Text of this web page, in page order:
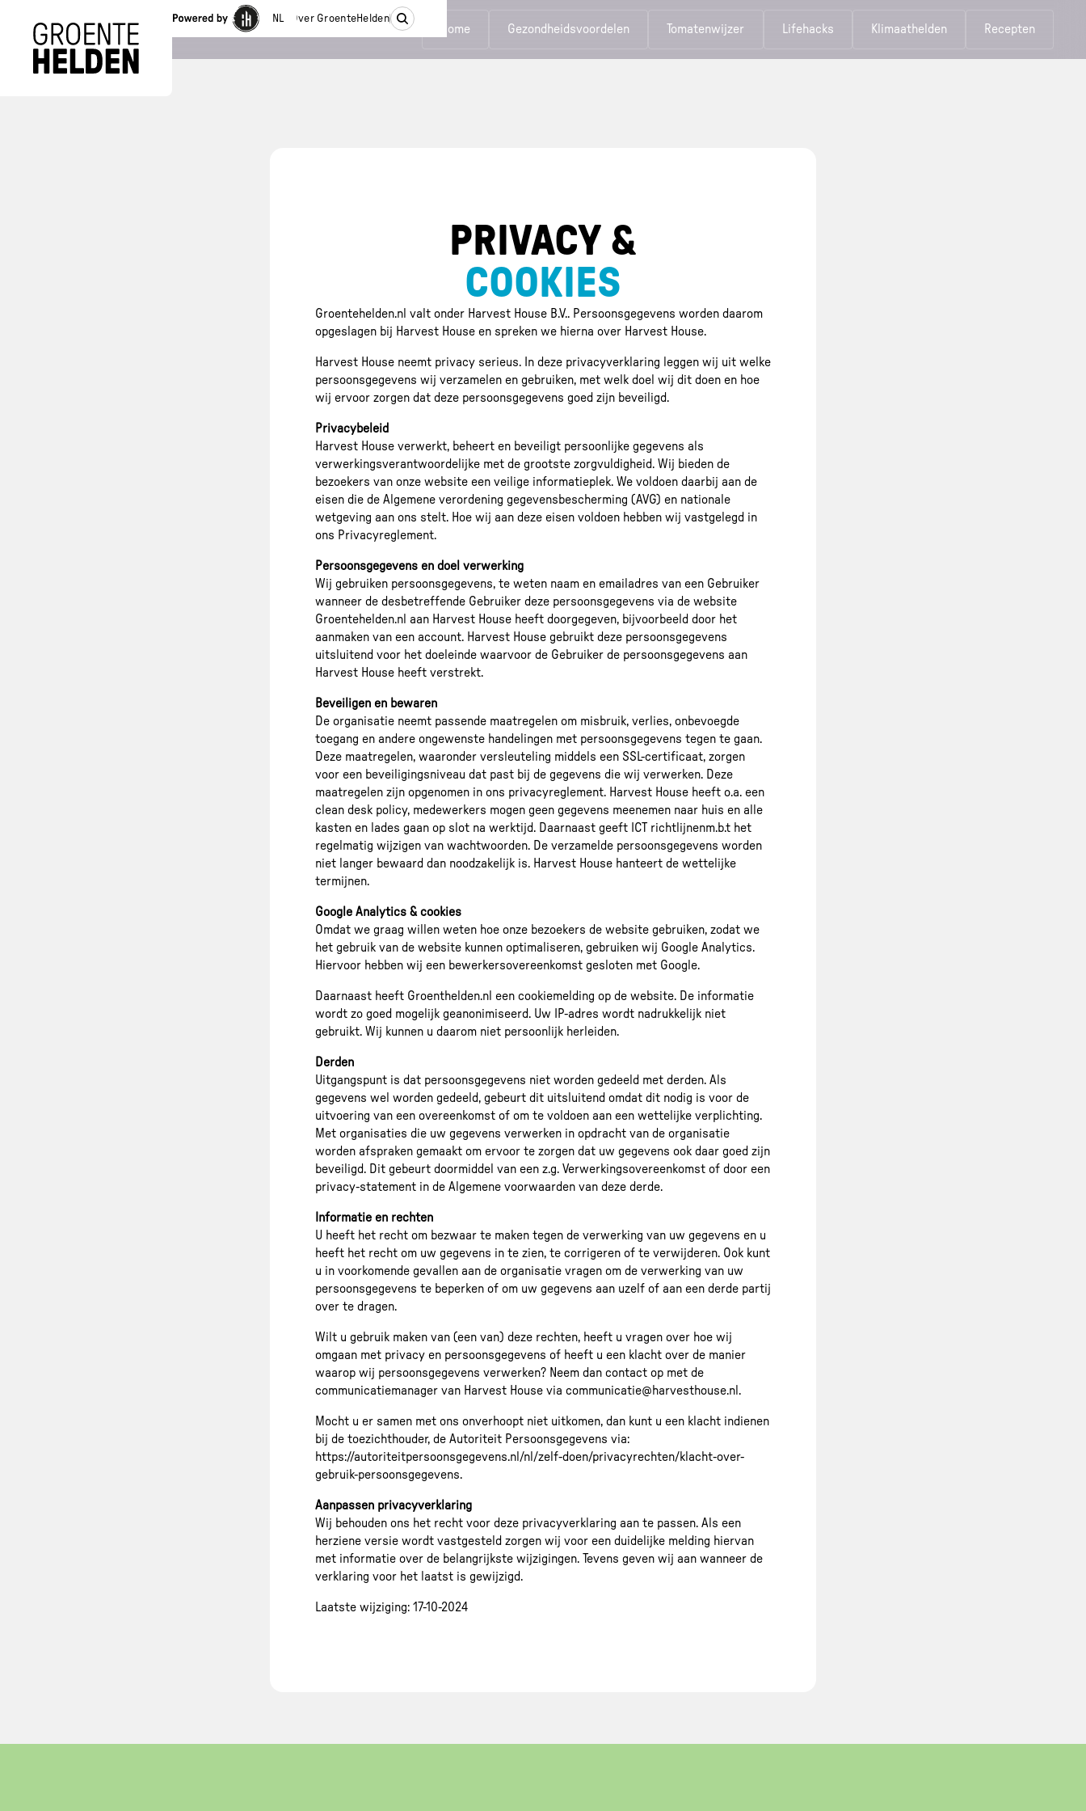
NL Over GroenteHelden
Home Gezondheidsvoordelen Tomatenwijzer Lifehacks Klimaathelden Recepten
PRIVACY &
COOKIES
Groentehelden.nl valt onder Harvest House B.V.. Persoonsgegevens worden daarom
opgeslagen bij Harvest House en spreken we hierna over Harvest House.
Harvest House neemt privacy serieus. In deze privacyverklaring leggen wij uit welke
persoonsgegevens wij verzamelen en gebruiken, met welk doel wij dit doen en hoe
wij ervoor zorgen dat deze persoonsgegevens goed zijn beveiligd.
Privacybeleid
Harvest House verwerkt, beheert en beveiligt persoonlijke gegevens als
verwerkingsverantwoordelijke met de grootste zorgvuldigheid. Wij bieden de
bezoekers van onze website een veilige informatieplek. We voldoen daarbij aan de
eisen die de Algemene verordening gegevensbescherming (AVG) en nationale
wetgeving aan ons stelt. Hoe wij aan deze eisen voldoen hebben wij vastgelegd in
ons Privacyreglement.
Persoonsgegevens en doel verwerking
Wij gebruiken persoonsgegevens, te weten naam en emailadres van een Gebruiker
wanneer de desbetreffende Gebruiker deze persoonsgegevens via de website
Groentehelden.nl aan Harvest House heeft doorgegeven, bijvoorbeeld door het
aanmaken van een account. Harvest House gebruikt deze persoonsgegevens
uitsluitend voor het doeleinde waarvoor de Gebruiker de persoonsgegevens aan
Harvest House heeft verstrekt.
Beveiligen en bewaren
De organisatie neemt passende maatregelen om misbruik, verlies, onbevoegde
toegang en andere ongewenste handelingen met persoonsgegevens tegen te gaan.
Deze maatregelen, waaronder versleuteling middels een SSL-certificaat, zorgen
voor een beveiligingsniveau dat past bij de gegevens die wij verwerken. Deze
maatregelen zijn opgenomen in ons privacyreglement. Harvest House heeft o.a. een
clean desk policy, medewerkers mogen geen gegevens meenemen naar huis en alle
kasten en lades gaan op slot na werktijd. Daarnaast geeft ICT richtlijnenm.b.t het
regelmatig wijzigen van wachtwoorden. De verzamelde persoonsgegevens worden
niet langer bewaard dan noodzakelijk is. Harvest House hanteert de wettelijke
termijnen.
Google Analytics & cookies
Omdat we graag willen weten hoe onze bezoekers de website gebruiken, zodat we
het gebruik van de website kunnen optimaliseren, gebruiken wij Google Analytics.
Hiervoor hebben wij een bewerkersovereenkomst gesloten met Google.
Daarnaast heeft Groenthelden.nl een cookiemelding op de website. De informatie
wordt zo goed mogelijk geanonimiseerd. Uw IP-adres wordt nadrukkelijk niet
gebruikt. Wij kunnen u daarom niet persoonlijk herleiden.
Derden
Uitgangspunt is dat persoonsgegevens niet worden gedeeld met derden. Als
gegevens wel worden gedeeld, gebeurt dit uitsluitend omdat dit nodig is voor de
uitvoering van een overeenkomst of om te voldoen aan een wettelijke verplichting.
Met organisaties die uw gegevens verwerken in opdracht van de organisatie
worden afspraken gemaakt om ervoor te zorgen dat uw gegevens ook daar goed zijn
beveiligd. Dit gebeurt doormiddel van een z.g. Verwerkingsovereenkomst of door een
privacy-statement in de Algemene voorwaarden van deze derde.
Informatie en rechten
U heeft het recht om bezwaar te maken tegen de verwerking van uw gegevens en u
heeft het recht om uw gegevens in te zien, te corrigeren of te verwijderen. Ook kunt
u in voorkomende gevallen aan de organisatie vragen om de verwerking van uw
persoonsgegevens te beperken of om uw gegevens aan uzelf of aan een derde partij
over te dragen.
Wilt u gebruik maken van (een van) deze rechten, heeft u vragen over hoe wij
omgaan met privacy en persoonsgegevens of heeft u een klacht over de manier
waarop wij persoonsgegevens verwerken? Neem dan contact op met de
communicatiemanager van Harvest House via communicatie@harvesthouse.nl.
Mocht u er samen met ons onverhoopt niet uitkomen, dan kunt u een klacht indienen
bij de toezichthouder, de Autoriteit Persoonsgegevens via:
https://autoriteitpersoonsgegevens.nl/nl/zelf-doen/privacyrechten/klacht-over-
gebruik-persoonsgegevens.
Aanpassen privacyverklaring
Wij behouden ons het recht voor deze privacyverklaring aan te passen. Als een
herziene versie wordt vastgesteld zorgen wij voor een duidelijke melding hiervan
met informatie over de belangrijkste wijzigingen. Tevens geven wij aan wanneer de
verklaring voor het laatst is gewijzigd.
Laatste wijziging: 17-10-2024